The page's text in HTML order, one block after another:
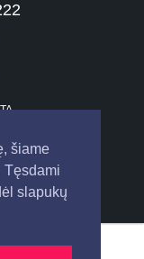
šiame
Tęsdami
slapukų